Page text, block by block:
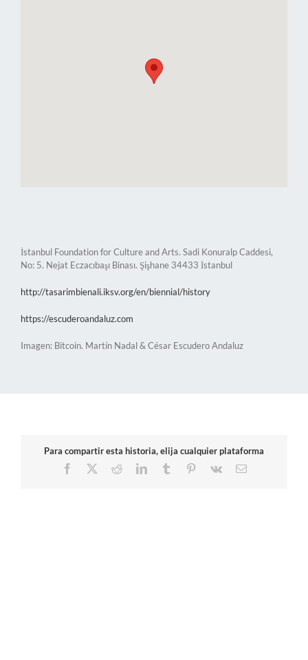
İstanbul Foundation for Culture and Arts. Sadi Konuralp Caddesi,
No: 5. Nejat Eczacıbaşı Binası. Şişhane 34433 İstanbul
http://tasarimbienali.iksv.org/en/biennial/history
https://escuderoandaluz.com
Imagen: Bitcoin. Martín Nadal & César Escudero Andaluz
Para compartir esta historia, elija cualquier plataforma
Facebook
RedditLinkedInTumblr Pinterest
Vk
Correo